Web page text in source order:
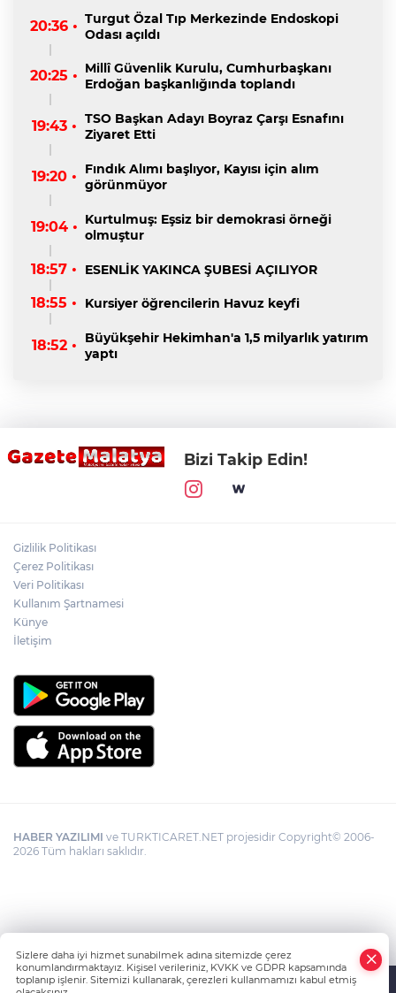
20:36 • Turgut Özal Tıp Merkezinde Endoskopi
Odası açıldı
20:25 • Millî Güvenlik Kurulu, Cumhurbaşkanı
Erdoğan başkanlığında toplandı
19:43 • TSO Başkan Adayı Boyraz Çarşı Esnafını
Ziyaret Etti
19:20 •
Fındık Alımı başlıyor, Kayısı için alım
görünmüyor
19:04 • Kurtulmuş: Eşsiz bir demokrasi örneği
olmuştur
18:57 • ESENLİK YAKINCA ŞUBESİ AÇILIYOR
18:55 • Kursiyer öğrencilerin Havuz keyfi
18:52 •
Büyükşehir Hekimhan'a 1,5 milyarlık yatırım
yaptı
Bizi Takip Edin!
Gizlilik Politikası
Çerez Politikası
Veri Politikası
Kullanım Şartnamesi
Künye
İletişim
HABER YAZILIMI ve TURKTICARET.NET projesidir Copyright© 2006-
2026 Tüm hakları saklıdır.
Sizlere daha iyi hizmet sunabilmek adına sitemizde çerez
konumlandırmaktayız. Kişisel verileriniz, KVKK ve GDPR kapsamında
toplanıp işlenir. Sitemizi kullanarak, çerezleri kullanmamızı kabul etmiş